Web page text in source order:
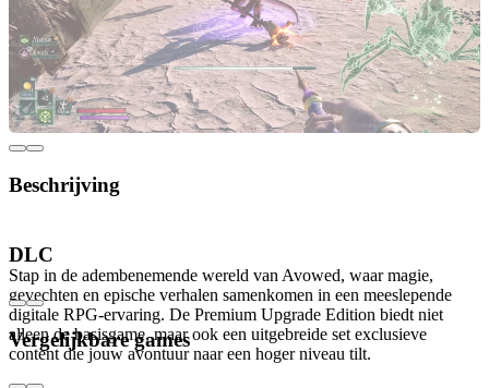
Beschrijving
Stap in de adembenemende wereld van Avowed, waar magie,
gevechten en epische verhalen samenkomen in een meeslepende
digitale RPG-ervaring. De Premium Upgrade Edition biedt niet
alleen de basisgame, maar ook een uitgebreide set exclusieve
content die jouw avontuur naar een hoger niveau tilt.
DLC
Vergelijkbare games